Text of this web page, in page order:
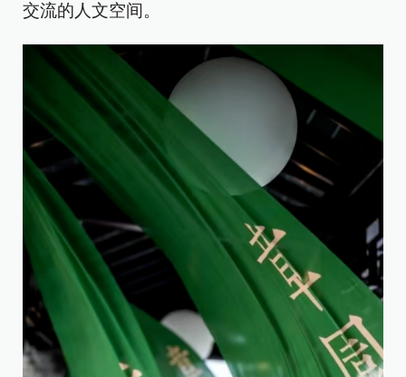
交流的人文空间。